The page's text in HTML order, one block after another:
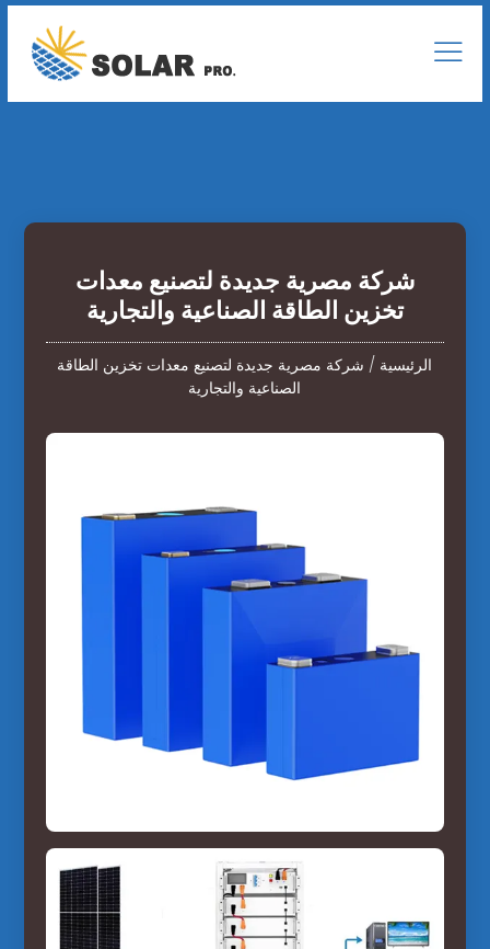
شركة مصرية جديدة لتصنيع معدات
تخزين الطاقة الصناعية والتجارية
الرئيسية / شركة مصرية جديدة لتصنيع معدات تخزين الطاقة
الصناعية والتجارية